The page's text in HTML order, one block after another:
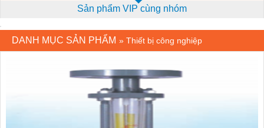
Sản phẩm VIP cùng nhóm
DANH MỤC SẢN PHẨM » Thiết bị công nghiệp